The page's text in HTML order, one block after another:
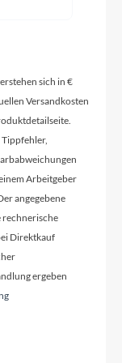
sich in €
Versandkosten
Arbeitgeber
angegebene
rechnerische
Direktkauf
ergeben